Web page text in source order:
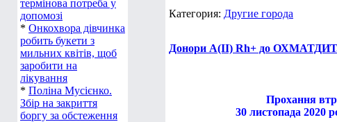
термінова потреба у
допомозі
* Онкохвора дівчинка
робить букети з
мильних квітів, щоб
заробити на
лікування
* Поліна Мусієнко.
Збір на закриття
боргу за обстеження
Категория: Другие города
Донори А(ІІ) Rh+ до
Прохання
30 листопада 2020